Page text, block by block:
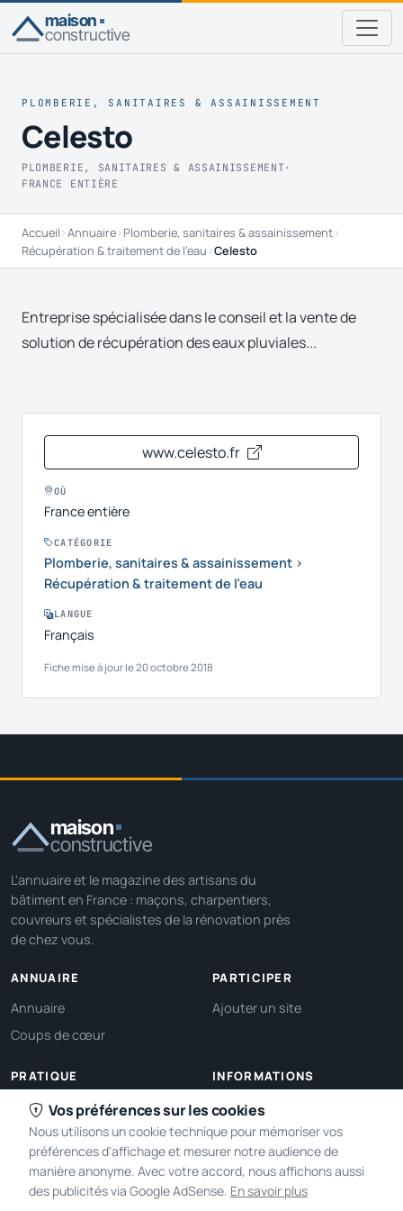
maison
constructive
PLOMBERIE, SANITAIRES & ASSAINISSEMENT
Celesto
PLOMBERIE, SANITAIRES & ASSAINISSEMENT ·
FRANCE ENTIÈRE
Accueil ›Annuaire›Plomberie, sanitaires & assainissement›
Récupération & traitement de l'eau ›Celesto
Entreprise spécialisée dans le conseil et la vente de
solution de récupération des eaux pluviales...
www.celesto.fr
OÙ
France entière
CATÉGORIE
Plomberie, sanitaires & assainissement ›
Récupération & traitement de l'eau
LANGUE
Français
Fiche mise à jour le 20 octobre 2018
maison
constructive
L'annuaire et le magazine des artisans du
bâtiment en France : maçons, charpentiers,
couvreurs et spécialistes de la rénovation près
de chez vous.
ANNUAIRE
Annuaire
Coups de cœur
PARTICIPER
Ajouter un site
PRATIQUE
Ma localisation
Gérer mes cookies
INFORMATIONS
À propos
Contact
Vos préférences sur les cookies
Nous utilisons un cookie technique pour mémoriser vos
préférences d'affichage et mesurer notre audience de
manière anonyme. Avec votre accord, nous affichons aussi
des publicités via Google AdSense. En savoir plus